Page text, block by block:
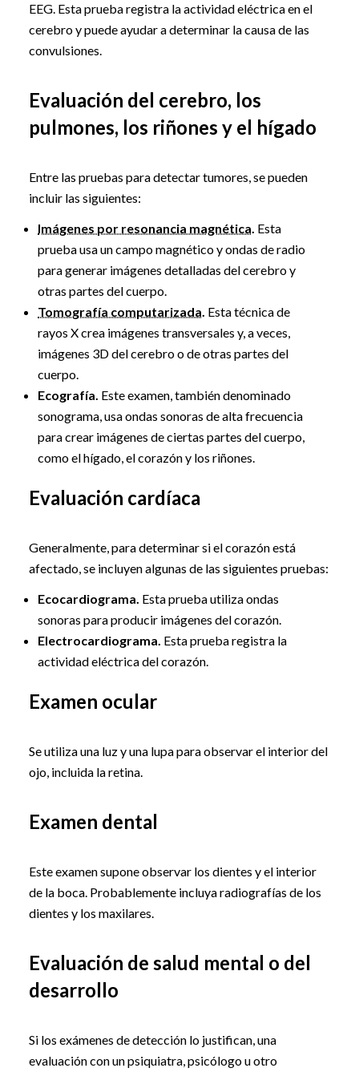
EEG. Esta prueba registra la actividad eléctrica en el
cerebro y puede ayudar a determinar la causa de las
convulsiones.
Evaluación del cerebro, los
pulmones, los riñones y el hígado
Entre las pruebas para detectar tumores, se pueden
incluir las siguientes:
Imágenes por resonancia magnética. Esta
prueba usa un campo magnético y ondas de radio
para generar imágenes detalladas del cerebro y
otras partes del cuerpo.
Tomografía computarizada. Esta técnica de
rayos X crea imágenes transversales y, a veces,
imágenes 3D del cerebro o de otras partes del
cuerpo.
Ecografía. Este examen, también denominado
sonograma, usa ondas sonoras de alta frecuencia
para crear imágenes de ciertas partes del cuerpo,
como el hígado, el corazón y los riñones.
Evaluación cardíaca
Generalmente, para determinar si el corazón está
afectado, se incluyen algunas de las siguientes pruebas:
Ecocardiograma. Esta prueba utiliza ondas
sonoras para producir imágenes del corazón.
Electrocardiograma. Esta prueba registra la
actividad eléctrica del corazón.
Examen ocular
Se utiliza una luz y una lupa para observar el interior del
ojo, incluida la retina.
Examen dental
Este examen supone observar los dientes y el interior
de la boca. Probablemente incluya radiografías de los
dientes y los maxilares.
Evaluación de salud mental o del
desarrollo
Si los exámenes de detección lo justifican, una
evaluación con un psiquiatra, psicólogo u otro